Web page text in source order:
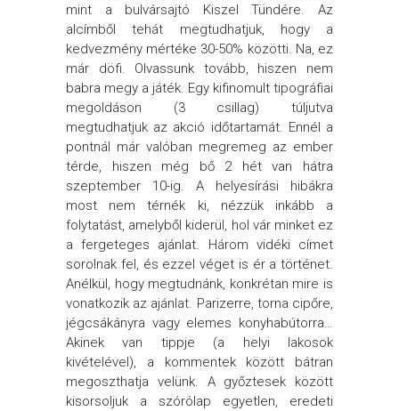
mint a bulvársajtó Kiszel Tündére. Az
alcímből tehát megtudhatjuk, hogy a
kedvezmény mértéke 30-50% közötti. Na, ez
már döfi. Olvassunk tovább, hiszen nem
babra megy a játék. Egy kifinomult tipográfiai
megoldáson (3 csillag) túljutva
megtudhatjuk az akció időtartamát. Ennél a
pontnál már valóban megremeg az ember
térde, hiszen még bő 2 hét van hátra
szeptember 10-ig. A helyesírási hibákra
most nem térnék ki, nézzük inkább a
folytatást, amelyből kiderül, hol vár minket ez
a fergeteges ajánlat. Három vidéki címet
sorolnak fel, és ezzel véget is ér a történet.
Anélkül, hogy megtudnánk, konkrétan mire is
vonatkozik az ajánlat. Parizerre, torna cipőre,
jégcsákányra vagy elemes konyhabútorra…
Akinek van tippje (a helyi lakosok
kivételével), a kommentek között bátran
megoszthatja velünk. A győztesek között
kisorsoljuk a szórólap egyetlen, eredeti